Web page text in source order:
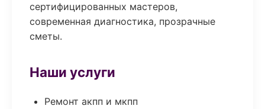
сертифицированных мастеров,
современная диагностика, прозрачные
сметы.
Наши услуги
Ремонт акпп и мкпп